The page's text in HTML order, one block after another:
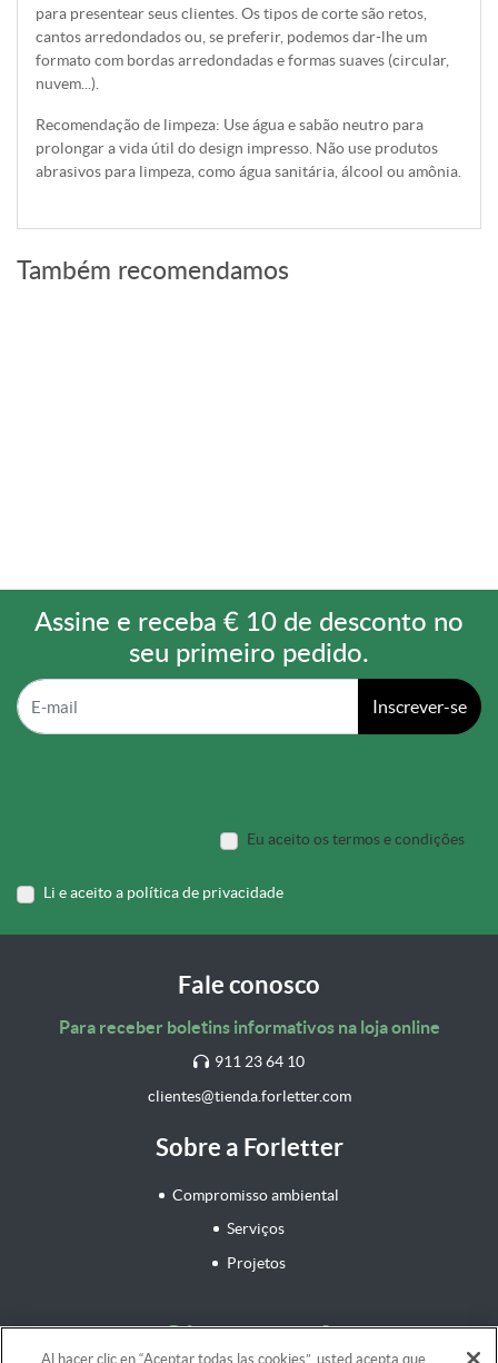
para presentear seus clientes. Os tipos de corte são retos,
cantos arredondados ou, se preferir, podemos dar-lhe um
formato com bordas arredondadas e formas suaves (circular,
nuvem...).
Recomendação de limpeza: Use água e sabão neutro para
prolongar a vida útil do design impresso. Não use produtos
abrasivos para limpeza, como água sanitária, álcool ou amônia.
Também recomendamos
Assine e receba € 10 de desconto no
seu primeiro pedido.
Inscrever-se
Eu aceito os termos e condições
Li e aceito a política de privacidade
Fale conosco
Para receber boletins informativos na loja online
911 23 64 10
clientes@tienda.forletter.com
Sobre a Forletter
Compromisso ambiental
Serviços
Projetos
Siga-nos!
Al hacer clic en “Aceptar todas las cookies”, usted acepta que